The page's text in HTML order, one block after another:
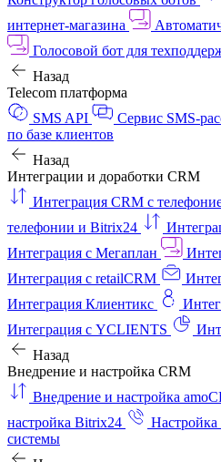
интернет‑магазина
Голосовой бот для
Назад
Telecom платформа
SMS API
Сервис SMS-
по базе клиентов
Назад
Интеграции и доработки CRM
Интеграция CRM с
телефонии и Bitrix24
Интеграция с Мегаплан
Интеграция с retailCRM
Интеграция Клиентикс
Интеграция с YCLIENTS
Назад
Внедрение и настройка CRM
Внедрение и настройка
настройка Bitrix24
системы